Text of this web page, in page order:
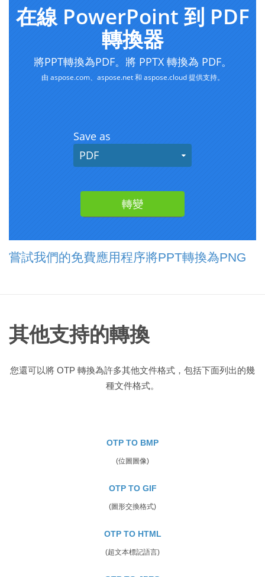
嘗試我們的免費應用程序將PPT轉換為PNG
其他支持的轉換
您還可以將 OTP 轉換為許多其他文件格式，包括下面列出的幾
種文件格式。
OTP TO BMP
(位圖圖像)
OTP TO GIF
(圖形交換格式)
OTP TO HTML
(超文本標記語言)